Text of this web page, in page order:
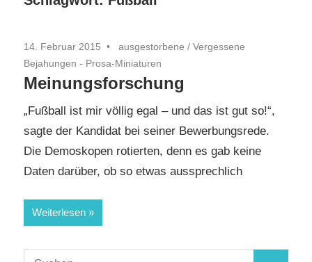
14. Februar 2015 ausgestorbene / Vergessene
Bejahungen - Prosa-Miniaturen
Meinungsforschung
„Fußball ist mir völlig egal – und das ist gut so!“,
sagte der Kandidat bei seiner Bewerbungsrede.
Die Demoskopen rotierten, denn es gab keine
Daten darüber, ob so etwas aussprechlich
Weiterlesen
Suchen